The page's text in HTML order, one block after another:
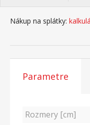
Nákup na splátky:
Parametre
Rozmery [cm]